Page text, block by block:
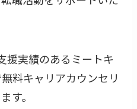
援実績のあるミートキ
料キャリアカウンセリ
す。